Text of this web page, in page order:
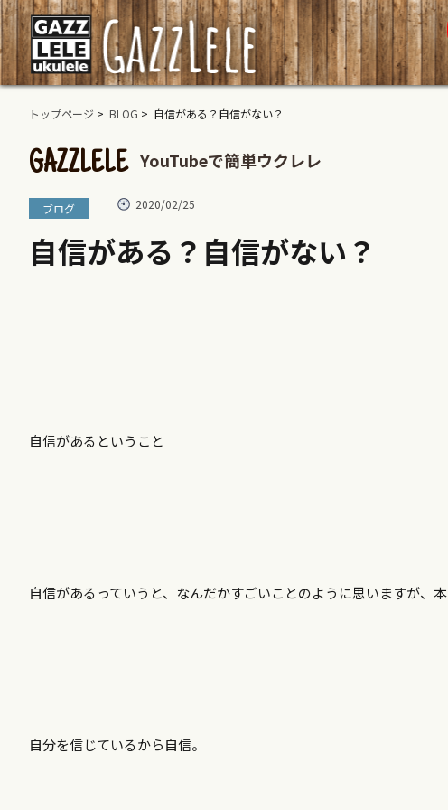
トップページ > BLOG > 自信がある？自信がない？
GAZZLELE YouTubeで簡単ウクレレ
ブログ 2020/02/25
自信がある？自信がない？
自信があるということ
自信があるっていうと、なんだかすごいことのように思いますが、
自分を信じているから自信。